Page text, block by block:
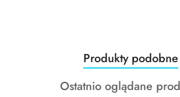
Pomiń karuzelę produktów
Produkty
o
statusie:
Produkty podobne
Produkty
Ostatnio oglądane